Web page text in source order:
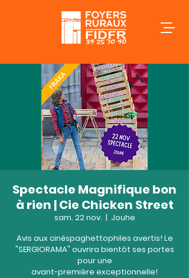
Spectacle Magnifique bon
à rien | Cie Chicken Street
sam. 22 nov.
  |
Jouhe
Avis aux cinéspaghettophiles avertis! Le
"SERGIORAMA" ouvrira bientôt ses portes
pour une
avant-première exceptionnelle!